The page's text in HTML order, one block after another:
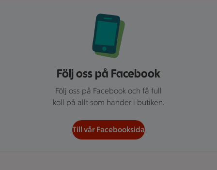
Följ oss på Facebook
Följ oss på Facebook och få full
koll på allt som händer i butiken.
Till vår Facebooksida